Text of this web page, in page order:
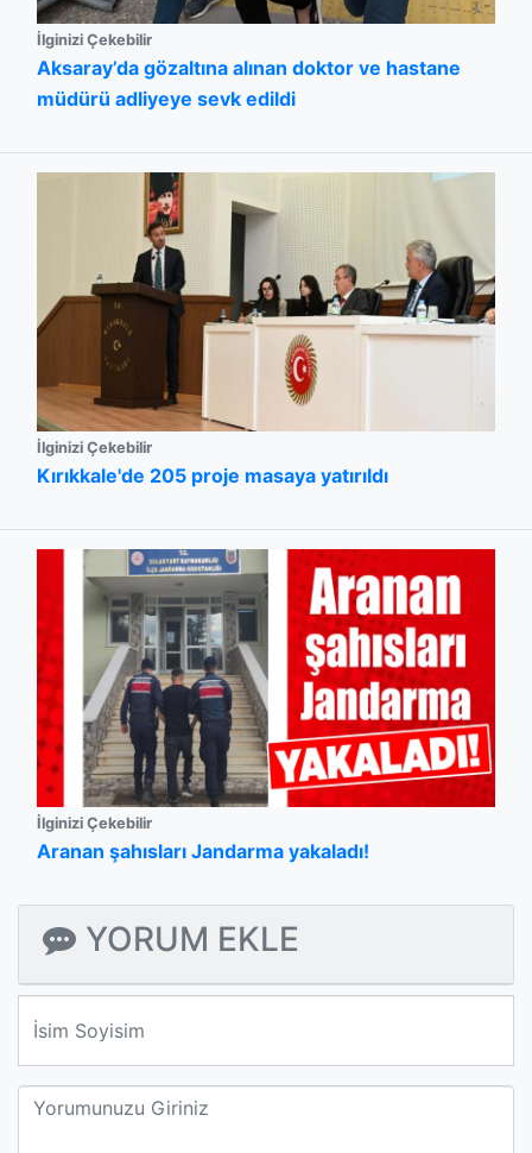
İlginizi Çekebilir
Aksaray’da gözaltına alınan doktor ve hastane
müdürü adliyeye sevk edildi
İlginizi Çekebilir
Kırıkkale'de 205 proje masaya yatırıldı
İlginizi Çekebilir
Aranan şahısları Jandarma yakaladı!
YORUM EKLE